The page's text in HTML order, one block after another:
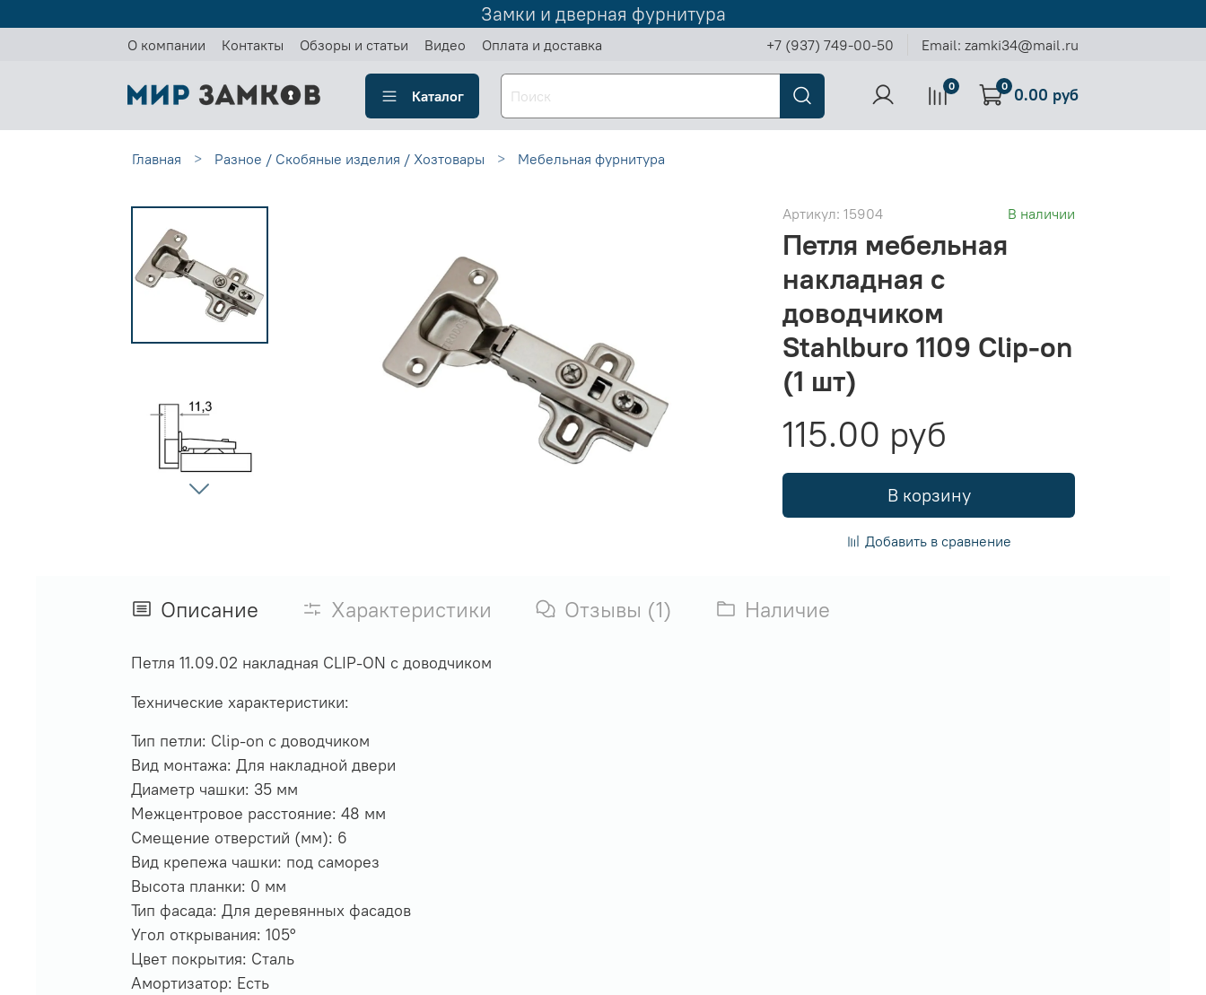
Замки и дверная фурнитура
О компании Контакты Обзоры и статьи Видео Оплата и доставка +7 (937) 749-00-50 Email: zamki34@mail.ru
Каталог
0 0 0.00 руб
Главная Разное / Скобяные изделия / Хозтовары Мебельная фурнитура
Артикул:15904 В наличии
Петля мебельная
накладная с
доводчиком
Stahlburo 1109 Clip-on
(1 шт)
115.00 руб
В корзину
Добавить в сравнение
Описание Характеристики Отзывы (1) Наличие
Петля 11.09.02 накладная CLIP-ON с доводчиком
Технические характеристики:
Тип петли: Clip-on с доводчиком
Вид монтажа: Для накладной двери
Диаметр чашки: 35 мм
Межцентровое расстояние: 48 мм
Смещение отверстий (мм): 6
Вид крепежа чашки: под саморез
Высота планки: 0 мм
Тип фасада: Для деревянных фасадов
Угол открывания: 105°
Цвет покрытия: Сталь
Амортизатор: Есть